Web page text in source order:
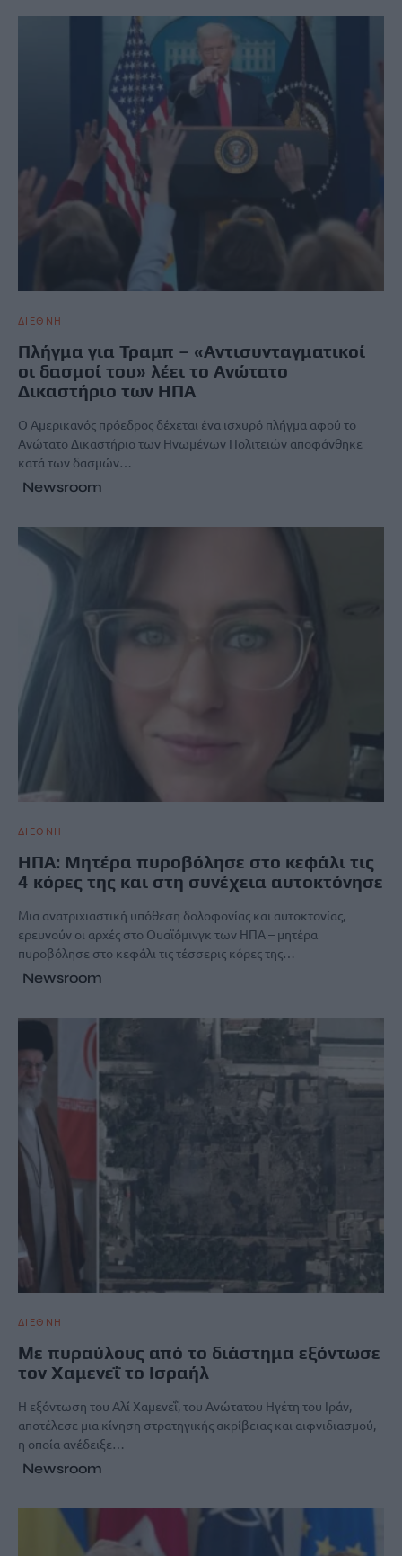
ΔΙΕΘΝΗ
Πλήγμα για Τραμπ – «Αντισυνταγματικοί
οι δασμοί του» λέει το Ανώτατο
Δικαστήριο των ΗΠΑ
Ο Αμερικανός πρόεδρος δέχεται ένα ισχυρό πλήγμα αφού το
Aνώτατο Δικαστήριο των Ηνωμένων Πολιτειών αποφάνθηκε
κατά των δασμών…
Newsroom
ΔΙΕΘΝΗ
ΗΠΑ: Μητέρα πυροβόλησε στο κεφάλι τις
4 κόρες της και στη συνέχεια αυτοκτόνησε
Μια ανατριχιαστική υπόθεση δολοφονίας και αυτοκτονίας,
ερευνούν οι αρχές στο Ουαϊόμινγκ των ΗΠΑ – μητέρα
πυροβόλησε στο κεφάλι τις τέσσερις κόρες της…
Newsroom
ΔΙΕΘΝΗ
Με πυραύλους από το διάστημα εξόντωσε
τον Χαμενεΐ το Ισραήλ
Η εξόντωση του Αλί Χαμενεΐ, του Ανώτατου Ηγέτη του Ιράν,
αποτέλεσε μια κίνηση στρατηγικής ακρίβειας και αιφνιδιασμού,
η οποία ανέδειξε…
Newsroom